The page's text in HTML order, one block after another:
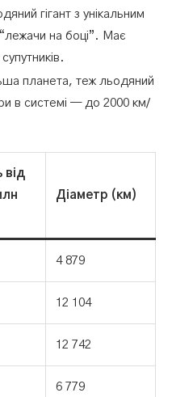
гігант з унікальним
на боці”. Має
планета, теж льодяний
в системі — до 2000 км/
від
Діаметр (км)
4 879
12 104
12 742
6 779